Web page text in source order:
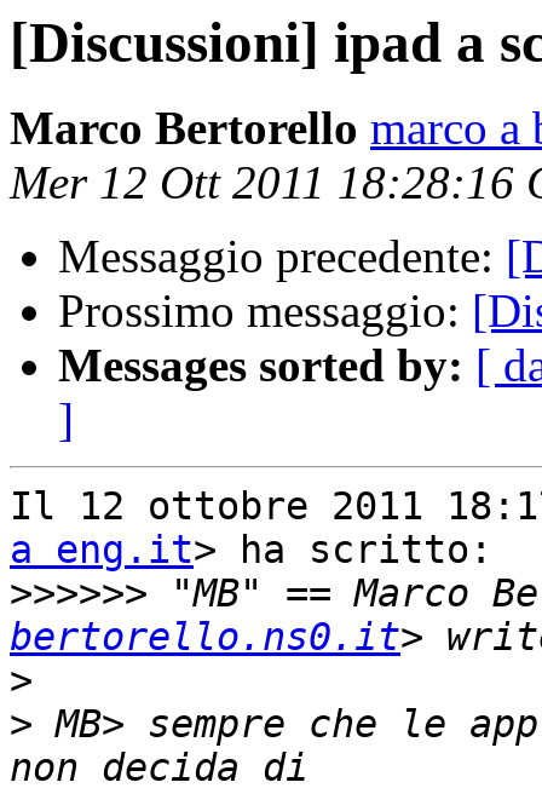
[Discussioni] ipad a
Marco Bertorello marco a
Mer 12 Ott 2011 18:28:16
Messaggio precedente:
Prossimo messaggio:
Messages sorted by: [
]
Il 12 ottobre 2011
a eng.it> ha scritto:
>>>>>> "MB" == Marco
bertorello.ns0.it
>
> MB> sempre che le